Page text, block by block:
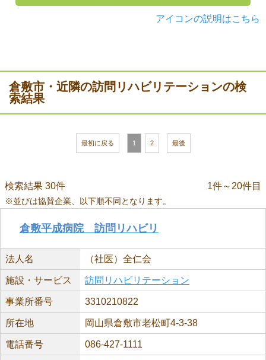
アイコンの説明はこちら
倉敷市・近隣の訪問リハビリテーションの検
索結果
最初に戻る 1 2 最後
検索結果 30件 1件～20件目
※並びは協賛企業、以下順不同となります。
倉敷平成病院 訪問リハビリ
法人名 （社医）全仁会
施設・サービス 訪問リハビリテーション
事業所番号 3310210822
所在地 岡山県倉敷市老松町4-3-38
電話番号 086-427-1111